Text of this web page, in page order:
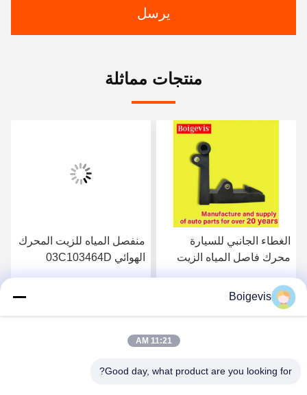
يرسل
منتجات مماثلة
الغطاء الجانبي للسيارة
محرك فاصل المياه الزيت
03C103774 لـ 16V 1.6
احصل على أفضل سعر
منفصل المياه للزيت المحرك
الهوائي 03C103464D
Boigevis
11:21 AM
Good day, what product are you looking for?